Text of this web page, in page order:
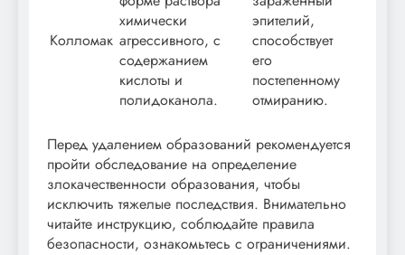
Колломак
химически
агрессивного, с
содержанием
кислоты и
полидоканола.
эпителий,
способствует
его
постепенному
отмиранию.
Перед удалением образований рекомендуется
пройти обследование на определение
злокачественности образования, чтобы
исключить тяжелые последствия. Внимательно
читайте инструкцию, соблюдайте правила
безопасности, ознакомьтесь с ограничениями.